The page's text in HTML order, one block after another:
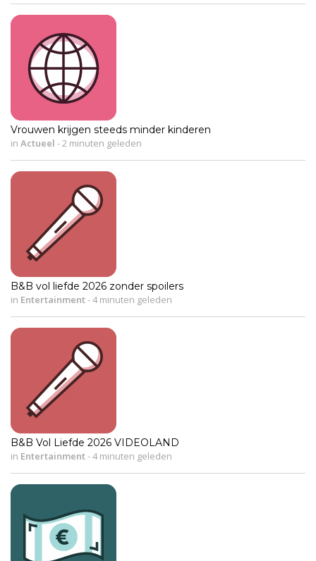
Vrouwen krijgen steeds minder kinderen
in Actueel - 2 minuten geleden
B&B vol liefde 2026 zonder spoilers
in Entertainment-4 minuten geleden
B&B Vol Liefde 2026 VIDEOLAND
in Entertainment-4 minuten geleden